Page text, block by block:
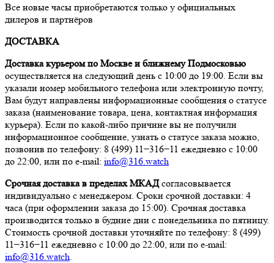
Все новые часы приобретаются только у официальных
дилеров и партнёров
ДОСТАВКА
Доставка курьером по Москве и ближнему Подмосковью
осуществляется на следующий день с 10:00 до 19:00. Если вы
указали номер мобильного телефона или электронную почту,
Вам будут направлены информационные сообщения о статусе
заказа (наименование товара, цена, контактная информация
курьера). Если по какой-либо причине вы не получили
информационное сообщение, узнать о статусе заказа можно,
позвонив по телефону: 8 (499) 11−316−11 ежедневно с 10:00
до 22:00, или по e-mail: info@316.watch
Срочная доставка в пределах МКАДсогласовывается
индивидуально с менеджером. Сроки срочной доставки: 4
часа (при оформлении заказа до 15:00). Срочная доставка
производится только в будние дни с понедельника по пятницу.
Стоимость срочной доставки уточняйте по телефону: 8 (499)
11−316−11 ежедневно с 10:00 до 22:00, или по e-mail:
info@316.watch.